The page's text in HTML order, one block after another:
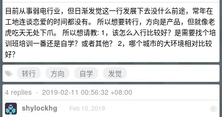
目前从事弱电行业，但日渐发觉这一行发展下去没什么前途，常年在
工地连谈恋爱的时间都没有。 所以想要转行，方向是产品，但就像老
虎吃天无处下爪。 所以想请教: 1，该怎么入行比较好？是需要找个培
训班培训一番还是自学？或者其他？ 2，哪个城市的大环境相对比较
好？
转行
方向 自学
发觉
4 replies • 2019-02-11 00:56:32 +08:00
1
shylockhg Feb 10, 2019